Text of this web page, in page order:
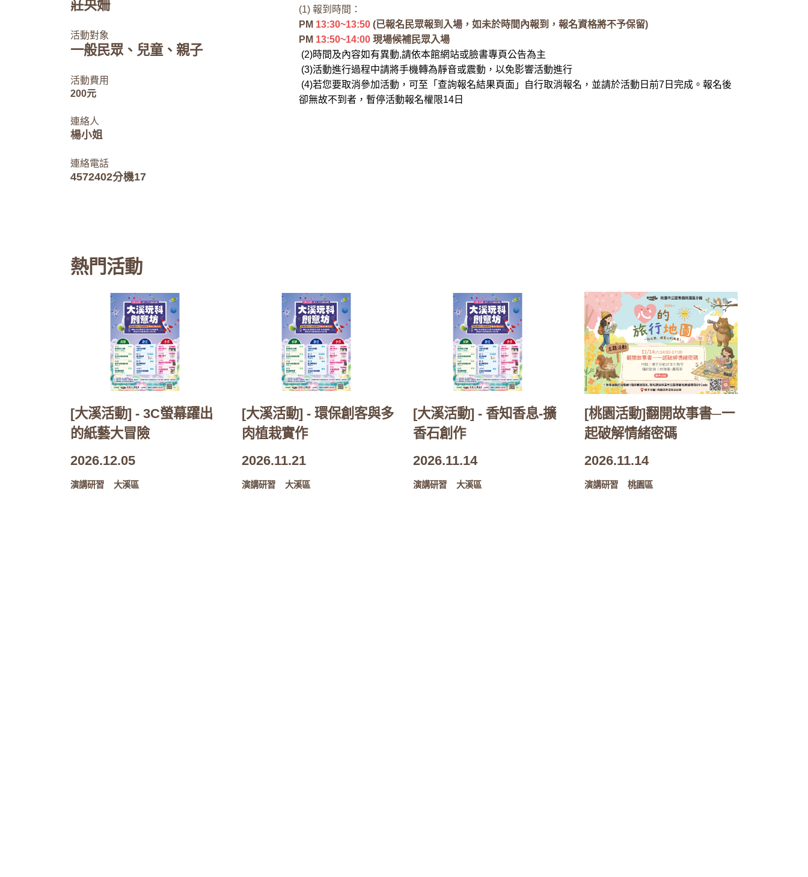
莊央姍
活動對象
一般民眾、兒童、親子
活動費用
200元
連絡人
楊小姐
連絡電話
4572402分機17
(1) 報到時間：
PM 13:30~13:50 (已報名民眾報到入場，如未於時間內報到，報名資格將不予保留)
PM 13:50~14:00 現場候補民眾入場
(2)時間及內容如有異動,請依本館網站或臉書專頁公告為主
(3)活動進行過程中請將手機轉為靜音或震動，以免影響活動進行
(4)若您要取消參加活動，可至「查詢報名結果頁面」自行取消報名，並請於活動日前7日完成。報名後
卻無故不到者，暫停活動報名權限14日
熱門活動
[大溪活動] - 3C螢幕躍出
的紙藝大冒險
2026.12.05
演講研習 大溪區
[大溪活動] - 環保創客與多
肉植栽實作
2026.11.21
演講研習 大溪區
[大溪活動] - 香知香息-擴
香石創作
2026.11.14
演講研習 大溪區
[桃園活動]翻開故事書─一
起破解情緒密碼
2026.11.14
演講研習 桃園區